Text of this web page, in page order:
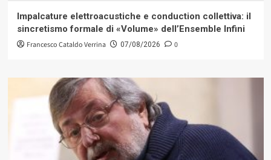
Impalcature elettroacustiche e conduction collettiva: il
sincretismo formale di «Volume» dell’Ensemble Infini
Francesco Cataldo Verrina 07/08/2026 0